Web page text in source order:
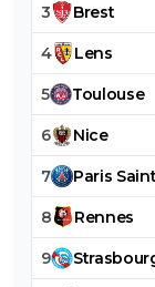
3 Brest
4 Lens
5 Toulouse
6 Nice
7 Paris
8 Rennes
9